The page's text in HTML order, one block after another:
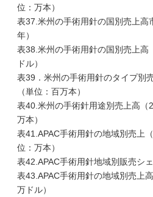
位：万本）
表37.米州の手術用針の国別売上高
年）
表38.米州の手術用針の国別売上
ドル）
表39．米州の手術用針のタイプ別
（単位：百万本）
表40.米州の手術針用途別売上高（
万本）
表41.APAC手術用針の地域別売上
位：万本）
表42.APAC手術用針地域別販売シ
表43.APAC手術用針の地域別売上
万ドル）